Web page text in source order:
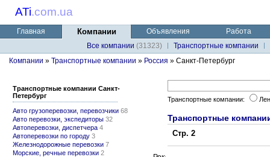
ATi.com.ua
Главная Компании Объявления
Работа
Все компании (31323)
Транспортные компании
Компании » Транспортные компании » Россия » Санкт-Петербург
Транспортные компании Санкт-
Петербург
Авто грузоперевозки, перевозчики 68
Авто перевозки, экспедиторы 32
Автоперевозки, диспетчера 4
Автоперевозки по городу 3
Железнодорожные перевозки 7
Морские, речные перевозки 2
Транспортные компании:
Транспортные
Стр. 2